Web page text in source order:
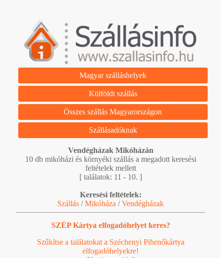
Magyar szálláshelyek
Külföldi szállás
Összes szállás Magyarországon
Szállásadóknak
Vendégházak Mikóházán
10 db mikóházi és környéki szállás a megadott keresési
feltételek mellett
[ találatok: 11 - 10. ]
Keresési feltételek:
Szállás /Mikóháza /Vendégházak
SZÉP Kártya elfogadóhelyet keres?
Szűkítse a találatokat a Széchenyi Pihenőkártya
elfogadóhelyekre!